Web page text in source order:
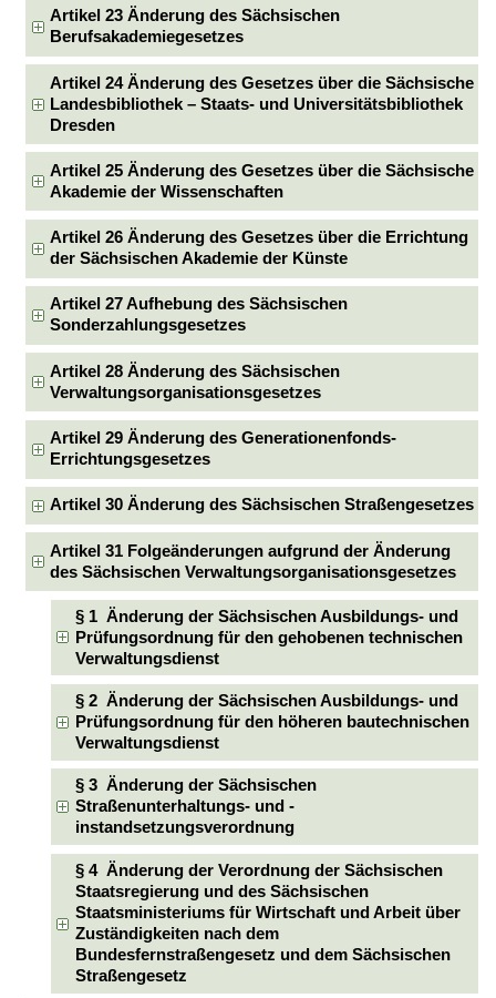
Artikel 23 Änderung des Sächsischen
Berufsakademiegesetzes
Artikel 24 Änderung des Gesetzes über die Sächsische
Landesbibliothek – Staats- und Universitätsbibliothek
Dresden
Artikel 25 Änderung des Gesetzes über die Sächsische
Akademie der Wissenschaften
Artikel 26 Änderung des Gesetzes über die Errichtung
der Sächsischen Akademie der Künste
Artikel 27 Aufhebung des Sächsischen
Sonderzahlungsgesetzes
Artikel 28 Änderung des Sächsischen
Verwaltungsorganisationsgesetzes
Artikel 29 Änderung des Generationenfonds-
Errichtungsgesetzes
Artikel 30 Änderung des Sächsischen Straßengesetzes
Artikel 31 Folgeänderungen aufgrund der Änderung
des Sächsischen Verwaltungsorganisationsgesetzes
§ 1 Änderung der Sächsischen Ausbildungs- und
Prüfungsordnung für den gehobenen technischen
Verwaltungsdienst
§ 2 Änderung der Sächsischen Ausbildungs- und
Prüfungsordnung für den höheren bautechnischen
Verwaltungsdienst
§ 3 Änderung der Sächsischen
Straßenunterhaltungs- und -
instandsetzungsverordnung
§ 4 Änderung der Verordnung der Sächsischen
Staatsregierung und des Sächsischen
Staatsministeriums für Wirtschaft und Arbeit über
Zuständigkeiten nach dem
Bundesfernstraßengesetz und dem Sächsischen
Straßengesetz